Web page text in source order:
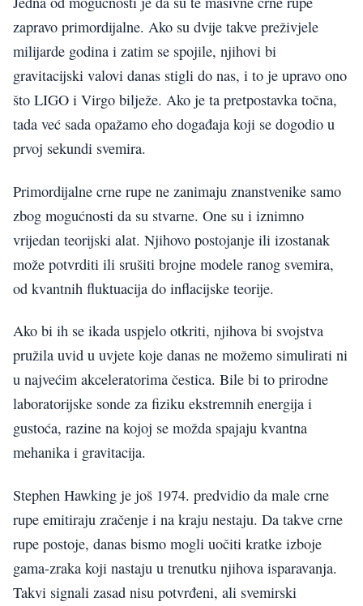
zapravo primordijalne. Ako su dvije takve preživjele
milijarde godina i zatim se spojile, njihovi bi
gravitacijski valovi danas stigli do nas, i to je upravo ono
što LIGO i Virgo bilježe. Ako je ta pretpostavka točna,
tada već sada opažamo eho događaja koji se dogodio u
prvoj sekundi svemira.
Primordijalne crne rupe ne zanimaju znanstvenike samo
zbog mogućnosti da su stvarne. One su i iznimno
vrijedan teorijski alat. Njihovo postojanje ili izostanak
može potvrditi ili srušiti brojne modele ranog svemira,
od kvantnih fluktuacija do inflacijske teorije.
Ako bi ih se ikada uspjelo otkriti, njihova bi svojstva
pružila uvid u uvjete koje danas ne možemo simulirati ni
u najvećim akceleratorima čestica. Bile bi to prirodne
laboratorijske sonde za fiziku ekstremnih energija i
gustoća, razine na kojoj se možda spajaju kvantna
mehanika i gravitacija.
Stephen Hawking je još 1974. predvidio da male crne
rupe emitiraju zračenje i na kraju nestaju. Da takve crne
rupe postoje, danas bismo mogli uočiti kratke izboje
gama-zraka koji nastaju u trenutku njihova isparavanja.
Takvi signali zasad nisu potvrđeni, ali svemirski